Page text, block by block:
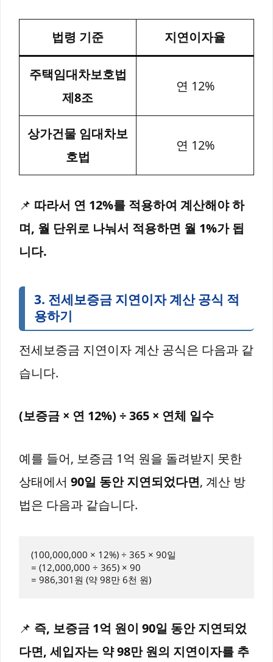
법령 기준 지연이자율
주택임대차보호법
제8조
연 12%
상가건물 임대차보
호법
연 12%
📌 따라서 연 12%를 적용하여 계산해야 하
며, 월 단위로 나눠서 적용하면 월 1%가 됩
니다.
3. 전세보증금 지연이자 계산 공식 적
용하기
전세보증금 지연이자 계산 공식은 다음과 같
습니다.
(보증금 × 연 12%) ÷ 365 × 연체 일수
예를 들어, 보증금 1억 원을 돌려받지 못한
상태에서 90일 동안 지연되었다면, 계산 방
법은 다음과 같습니다.
(100,000,000 × 12%) ÷ 365 × 90일
= (12,000,000 ÷ 365) × 90
📌 즉, 보증금 1억 원이 90일 동안 지연되었
다면, 세입자는 약 98만 원의 지연이자를 추